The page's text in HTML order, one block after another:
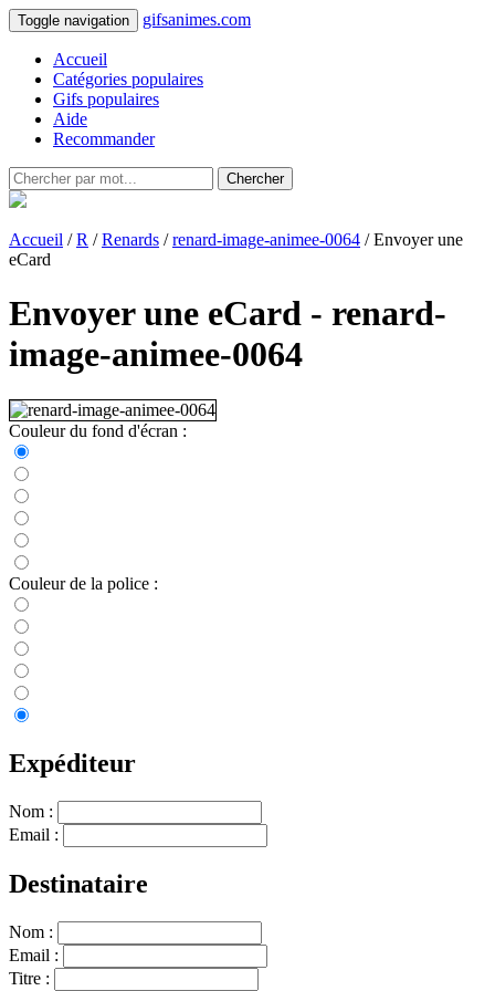
Toggle navigation gifsanimes.com
Accueil
Catégories populaires
Gifs populaires
Aide
Recommander
Chercher
Accueil /R /Renards /renard-image-animee-0064 / Envoyer une
eCard
Envoyer une eCard - renard-
image-animee-0064
Couleur du fond d'écran :
Couleur de la police :
Expéditeur
Nom :
Email :
Destinataire
Nom :
Email :
Titre :